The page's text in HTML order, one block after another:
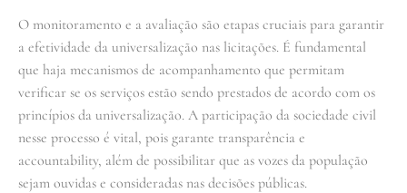
O monitoramento e a avaliação são etapas cruciais para garantir
a efetividade da universalização nas licitações. É fundamental
que haja mecanismos de acompanhamento que permitam
verificar se os serviços estão sendo prestados de acordo com os
princípios da universalização. A participação da sociedade civil
nesse processo é vital, pois garante transparência e
accountability, além de possibilitar que as vozes da população
sejam ouvidas e consideradas nas decisões públicas.